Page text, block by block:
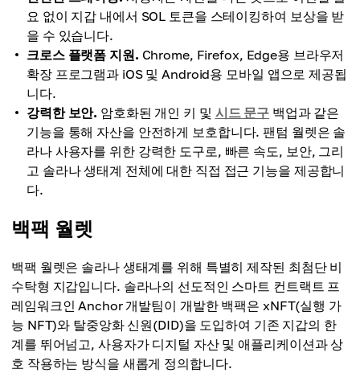
요 없이 지갑 내에서 SOL 토큰을 스테이킹하여 보상을 받
을 수 있습니다.
크로스 플랫폼 지원. Chrome, Firefox, Edge용 브라우저
확장 프로그램과 iOS 및 Android용 모바일 앱으로 제공됩
니다.
강력한 보안. 암호화된 개인 키 및 시드 문구 백업과 같은
기능을 통해 자산을 안전하게 보호합니다. 팬텀 월렛은 솔
라나 사용자를 위한 강력한 도구로, 빠른 속도, 보안, 그리
고 솔라나 생태계 전체에 대한 직접 접근 기능을 제공합니
다.
백팩 월렛
백팩 월렛은 솔라나 생태계를 위해 특별히 제작된 최첨단 비
수탁형 지갑입니다. 솔라나의 선도적인 스마트 컨트랙트 프
레임워크인 Anchor 개발팀이 개발한 백팩은 xNFT(실행 가
능 NFT)와 탈중앙화 신원(DID)을 도입하여 기존 지갑의 한
계를 뛰어넘고, 사용자가 디지털 자산 및 애플리케이션과 상
호 작용하는 방식을 새롭게 정의합니다.